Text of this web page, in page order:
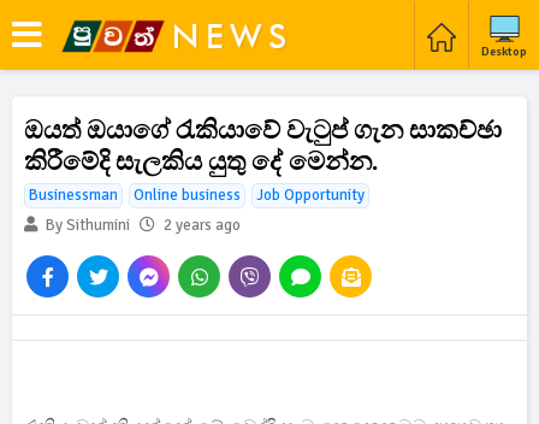
Desktop
ඔයත් ඔයාගේ රැකියාවේ වැටුප් ගැන සාකච්ඡා
කිරීමේදි සැලකිය යුතු දේ මෙන්න.
Businessman Online business
Job Opportunity
By Sithumini
2 years ago